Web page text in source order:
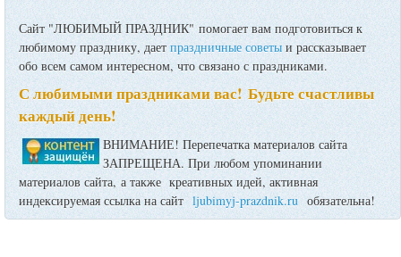
Сайт "ЛЮБИМЫЙ ПРАЗДНИК" помогает вам подготовиться к
любимому празднику, даетпраздничные советы и рассказывает
обо всем самом интересном, что связано с праздниками.
С любимыми праздниками вас! Будьте счастливы
каждый день!
ВНИМАНИЕ! Перепечатка материалов сайта
ЗАПРЕЩЕНА. При любом упоминании
материалов сайта, а также креативных идей, активная
индексируемая ссылка на сайт ljubimyj-prazdnik.ru обязательна!